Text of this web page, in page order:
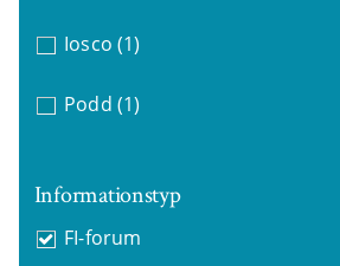
Iosco (1)
Podd (1)
Informationstyp
FI-forum